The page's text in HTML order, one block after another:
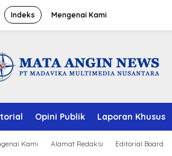
Indeks Mengenai Kami
Opini Publik Laporan Khusus
Kami Alamat Redaksi Editorial Board